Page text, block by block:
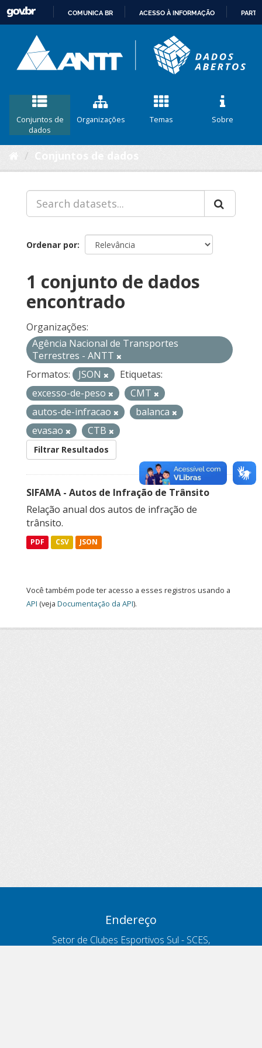
CONTEÚDO
COMUNICA BR ACESSO À INFORMAÇÃO
Conjuntos de
dados
Organizações Temas Sobre
Ordenar por
1 conjunto de dados
encontrado
Organizações:
Agência Nacional de Transportes
Terrestres - ANTT
Formatos:
JSON
Etiquetas:
excesso-de-peso
CMT
autos-de-infracao
balanca
evasao
CTB
Filtrar Resultados
SIFAMA - Autos de Infração de Trânsito
Relação anual dos autos de infração de
trânsito.
PDF CSV JSON
Você também pode ter acesso a esses registros usando a
API (veja Documentação da API).
Endereço
Setor de Clubes Esportivos Sul - SCES,